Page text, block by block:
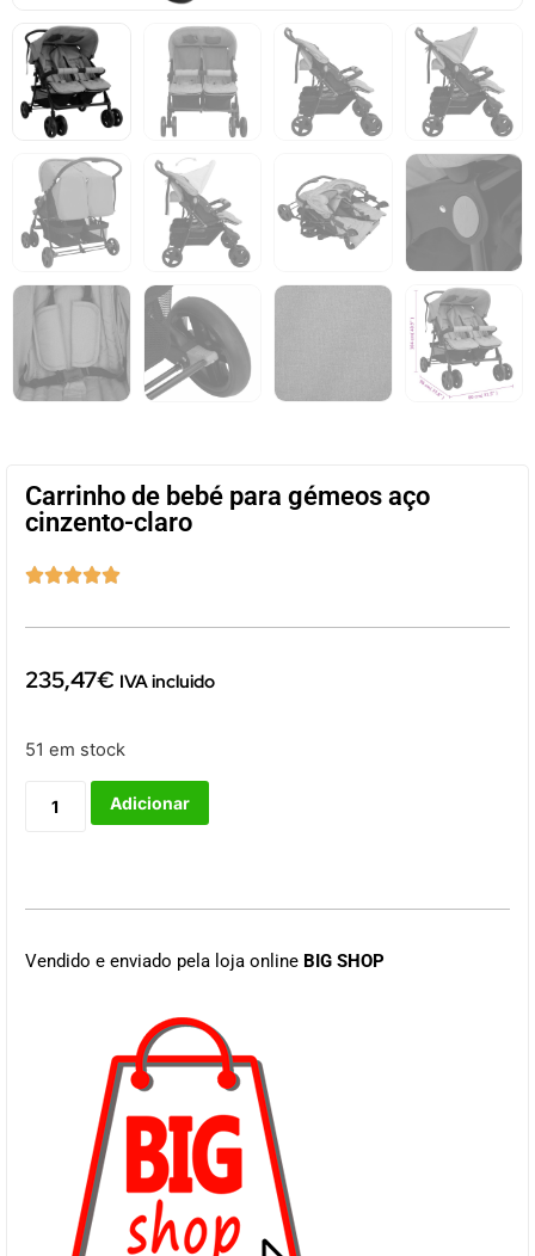
Carrinho de bebé para gémeos aço
cinzento-claro

235,47€ IVA incluido
51 em stock
Adicionar
Vendido e enviado pela loja online BIG SHOP